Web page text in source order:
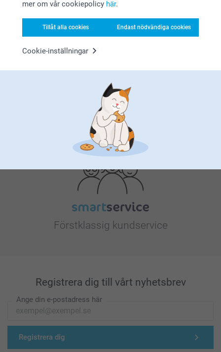
mer om vår cookiepolicy här.
Tillåt alla cookies Endast nödvändiga cookies
Cookie-inställningarBonus på alla dina köp
Letar du efter inspiration?
Förstklassig kundservice
Registrera dig till vårt nyhetsbrev
Ange din e-postadress här
Registrera dig